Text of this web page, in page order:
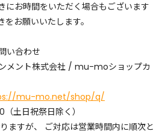
にお時間をいただく場合もございます
お願いいたします。
い合わせ
メント株式会社 / mu-moショップカ
mu-mo.net/shop/q/
土日祝祭日除く）
ますが、 ご対応は営業時間内に順次と